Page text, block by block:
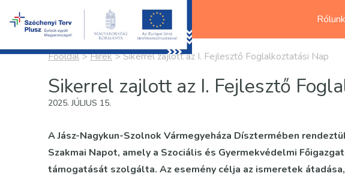
Rólunk
Főoldal>Hírek>Sikerrel zajlott az I. Fejlesztő Foglalkoztatási Nap
Sikerrel zajlott az I. Fejlesztő
2025. JÚLIUS 15.
A Jász-Nagykun-Szolnok Vármegyeháza Dísztermében
Szakmai Napot, amely a Szociális és Gyermekvédelmi
támogatását szolgálta. Az esemény célja az ismeretek